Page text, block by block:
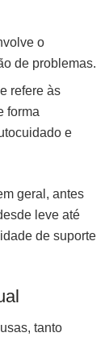
o
de problemas.
refere às
forma
e
geral, antes
leve até
de suporte
tanto